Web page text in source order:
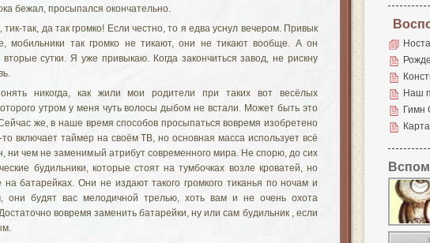
бежал, просыпался окончательно.
тик-так, да так громко! Если честно, то я едва уснул вечером. Привык
мобильники так громко не тикают, они не тикают вообще. А он
сутки. Я уже привыкаю. Когда закончиться завод, не рискну
никогда, как жили мои родители при таких вот весёлых
утром у меня чуть волосы дыбом не встали. Может быть это
же, в наше время способов просыпаться вовремя изобретено
включает таймер на своём ТВ, но основная масса использует всё
ни чем не заменимый атрибут современного мира. Не спорю, до сих
будильники, которые стоят на тумбочках возле кроватей, но
батарейках. Они не издают такого громкого тиканья по ночам и
они будят вас мелодичной трелью, хоть вам и не очень охота
вовремя заменить батарейки, ну или сам будильник , если
Наш